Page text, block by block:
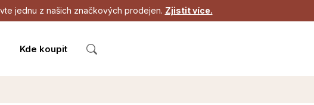
jednu z našich značkových prodejen. Zjistit více.
Kde koupit